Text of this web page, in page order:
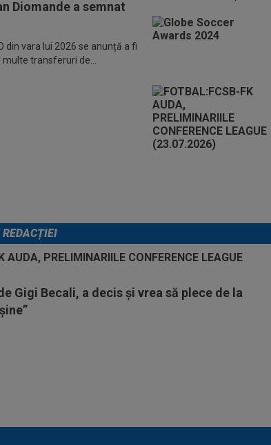
Diomande a semnat
din vara lui 2026 se anunță a fi
transferuri de...
Gigi Becali, a decis și vrea să plece de la